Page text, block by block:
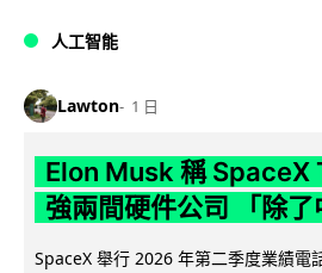
人工智能
Lawton 1 日
Elon Musk 稱 SpaceX
強兩間硬件公司 「除了
SpaceX 舉行 2026 年第二季度業績電